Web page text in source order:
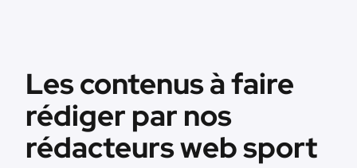
Les contenus à faire
rédiger par nos
rédacteurs web sport